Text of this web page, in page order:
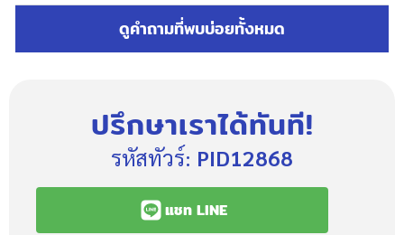
ดูคำถามที่พบบ่อยทั้งหมด
ปรึกษาเราได้ทันที!
รหัสทัวร์: PID12868
แชท LINE